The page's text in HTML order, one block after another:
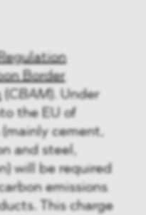
Border
( CBAM). Under
the EU of
cement,
and steel,
will be required
emissions
This charge